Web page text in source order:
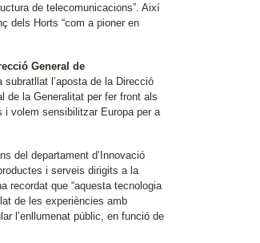
de telecomunicacions”. Així
dels Horts “com a pioner en
General de
subratllat l’aposta de la Direcció
de la Generalitat per fer front als
i volem sensibilitzar Europa per a
del departament d’Innovació
i serveis dirigits a la
recordat que “aquesta tecnologia
de les experiències amb
l’enllumenat públic, en funció de